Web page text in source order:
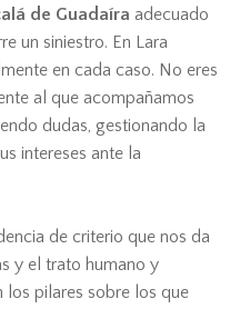
de Guadaíra adecuado
un siniestro. En Lara
en cada caso. No eres
al que acompañamos
dudas, gestionando la
intereses ante la
de criterio que nos da
y el trato humano y
los pilares sobre los que